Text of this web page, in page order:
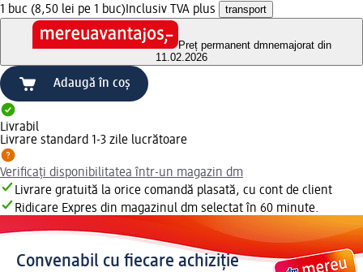
1 buc (8,50 lei pe 1 buc) Inclusiv TVA plus transport
Preț permanent dmnemajorat din
11.02.2026
Adaugă în coș
Livrabil
Livrare standard 1-3 zile lucrătoare
Verificați disponibilitatea într-un magazin dm
Livrare gratuită la orice comandă plasată, cu cont de client
Ridicare Expres din magazinul dm selectat în 60 minute.
Convenabil cu fiecare achiziție